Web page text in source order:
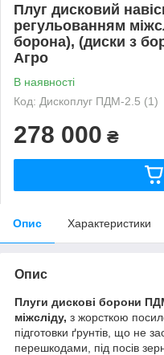
Плуг дисковий
регульованням
борона), (диски з
Агро
В наявності
Код: Дископлуг ПДМ-2.5 (1)
278 000 ₴
Опис Характеристики
Опис
Плуги дискові борони
міжсліду, з жорсткою
підготовки ґрунтів, що не
перешкодами, під посів